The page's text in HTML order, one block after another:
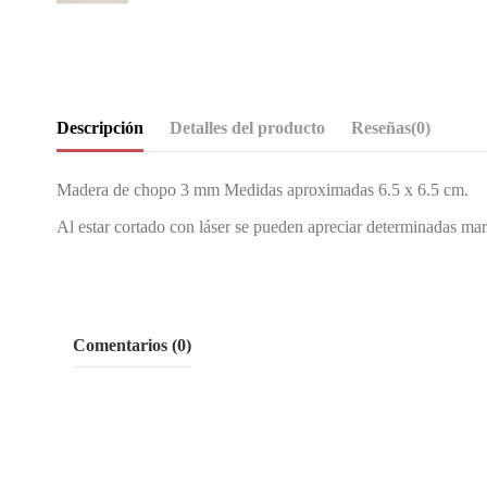
Descripción Detalles del producto Reseñas(0)
Madera de chopo 3 mm Medidas aproximadas 6.5 x 6.5 cm.
Al estar cortado con láser se pueden apreciar determinadas
Comentarios (0)